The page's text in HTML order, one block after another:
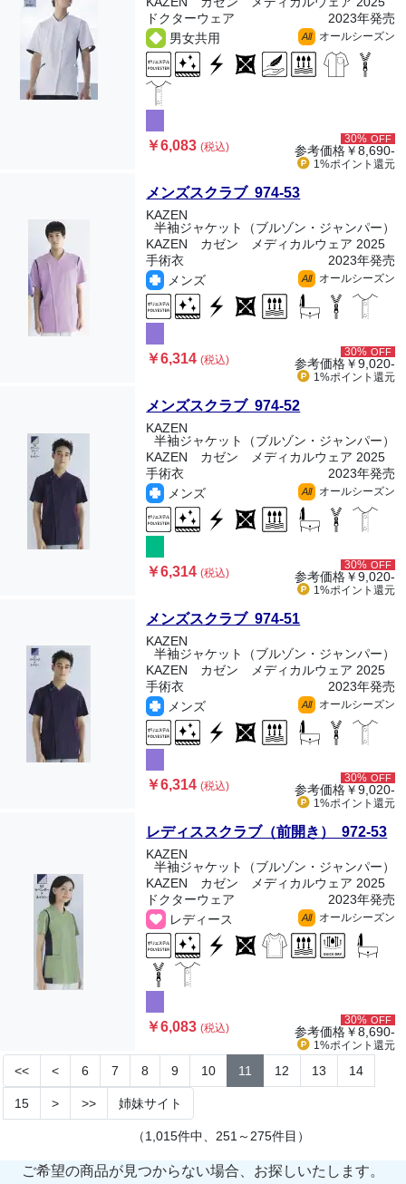
ドクターウェア
2023年発売
男女共用
All オールシーズン
￥6,083(税込)
30% OFF
参考価格￥8,690-
1%ポイント 還元
メンズスクラブ 974-53
KAZEN
半袖ジャケット（ブルゾン・ジャンパー）
KAZEN カゼン メディカルウェア 2025
手術衣
2023年発売
メンズ
All オールシーズン
￥6,314(税込)
30% OFF
参考価格￥9,020-
1%ポイント 還元
メンズスクラブ 974-52
KAZEN
半袖ジャケット（ブルゾン・ジャンパー）
KAZEN カゼン メディカルウェア 2025
手術衣
2023年発売
メンズ
All オールシーズン
￥6,314(税込)
30% OFF
参考価格￥9,020-
1%ポイント 還元
メンズスクラブ 974-51
KAZEN
半袖ジャケット（ブルゾン・ジャンパー）
KAZEN カゼン メディカルウェア 2025
手術衣
2023年発売
メンズ
All オールシーズン
￥6,314(税込)
30% OFF
参考価格￥9,020-
1%ポイント 還元
レディススクラブ（前開き） 972-53
KAZEN
半袖ジャケット（ブルゾン・ジャンパー）
KAZEN カゼン メディカルウェア 2025
ドクターウェア
2023年発売
レディース
All オールシーズン
￥6,083(税込)
30% OFF
参考価格￥8,690-
1%ポイント 還元
<< < 6 7 8 9 10 11 12 13 14
15 > >> 姉妹サイト
（1,015件中、251～275件目）
ご希望の商品が見つからない場合、お探しいたします。